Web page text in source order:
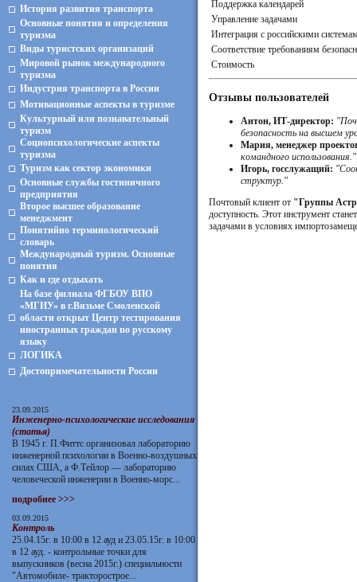
История развития транспорта
Основные понятия и определения
туризма
Виды туристских организаций
Мировой рынок международного
туризма
Индустрия транспорта в России
Мотивационные аспекты в туризме
Культурный или познавательный
туризм
Социопсихологические аспекты
туризма
Туризм как сектор экономики
Основные службы гостиничного
предприятия
Второе высшее образование
менеджмент
Понятийно терминологический
словарь
Международный туризм. Основные
понятия
Как и где отдыхать
На базе филиала ФГБОУ ВПО
«МГИУ» в г.Вязьме Смоленской
области открыт Центр тестирования
иностранных граждан по русскому
языку
ЛОГИКА
Достопримечательности России
23.09.2015
Инженерно-психологические исследования
(статья)
В 1945 г. П.Фиттс организовал лабораторию
инженерной психологии в Военно-воздушных
силах США, а Ф.Тейлор — лабораторию
человеческой инженерии в Военно-морс...
подробнее >>>
03.09.2015
Контроль
25.04.15г. в 10:00 в 12 ауд и 23.05.15г. в 10:00
в 12 ауд. - контрольные точки для
выпускников (весна 2015г.) специальности
"Автомобиле- тракторострое...
Поддержка календарей
Управление задачами
Интеграция с российскими
Соответствие требованиям
Стоимость
Отзывы пользователей
Антон, ИТ-директор:
безопасность на высшем
Мария, менеджер
командного использования."
Игорь, госслужащий:
структур."
Почтовый клиент от "Группы
доступность. Этот инструмент
задачами в условиях